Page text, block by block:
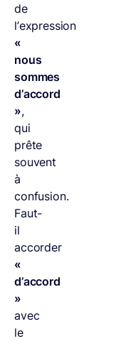
de
l’expression
«
nous
sommes
d’accord
»,
qui
prête
souvent
à
confusion.
Faut-
il
accorder
«
d’accord
»
avec
le